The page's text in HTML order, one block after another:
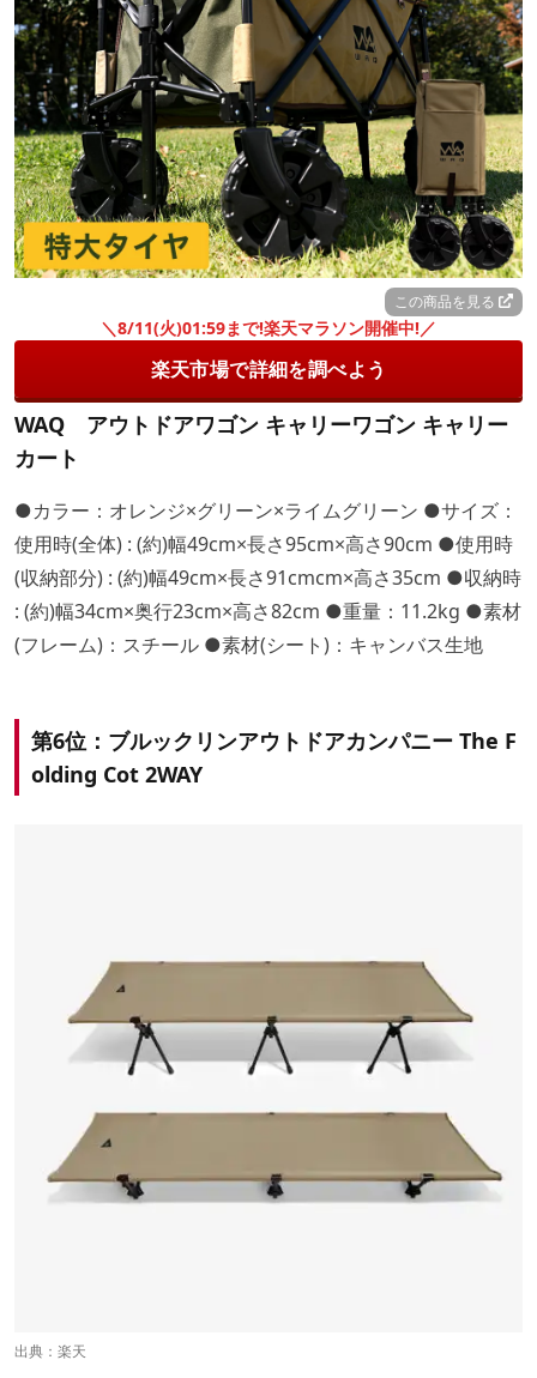
この商品を見る
＼8/11(火)01:59まで!楽天マラソン開催中!／
楽天市場で詳細を調べよう
WAQ アウトドアワゴン キャリーワゴン キャリー
カート
●カラー：オレンジ×グリーン×ライムグリーン ●サイズ：
使用時(全体) : (約)幅49cm×長さ95cm×高さ90cm ●使用時
(収納部分) : (約)幅49cm×長さ91cmcm×高さ35cm ●収納時
: (約)幅34cm×奥行23cm×高さ82cm ●重量：11.2kg ●素材
(フレーム)：スチール ●素材(シート)：キャンバス生地
第6位：ブルックリンアウトドアカンパニー The F
olding Cot 2WAY
出典： 楽天